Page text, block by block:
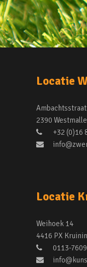
Locatie
2390 Westmalle
+32 (0)16
Locatie
Weihoek 14
4416 PX
0113-